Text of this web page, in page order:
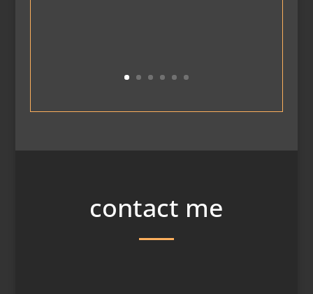
contact me